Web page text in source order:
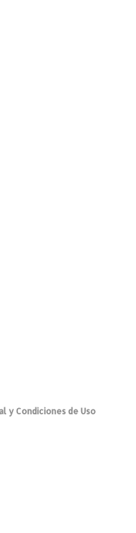
y Condiciones de Uso